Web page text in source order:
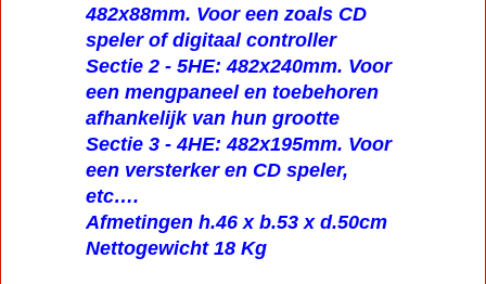
482x88mm. Voor een zoals CD
speler of digitaal controller
Sectie 2 - 5HE: 482x240mm. Voor
een mengpaneel en toebehoren
afhankelijk van hun grootte
Sectie 3 - 4HE: 482x195mm. Voor
een versterker en CD speler,
etc….
Afmetingen h.46 x b.53 x d.50cm
Nettogewicht 18 Kg